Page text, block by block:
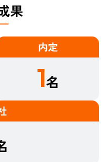
果​
内定
1名